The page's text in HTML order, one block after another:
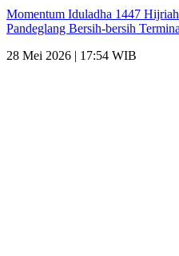
Momentum Iduladha 1447
Pandeglang Bersih-bersih
28 Mei 2026 | 17:54 WIB